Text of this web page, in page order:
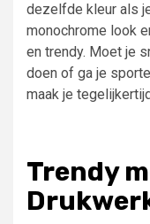
dezelfde kleur als
monochrome look
en trendy. Moet je
doen of ga je
maak je
Trendy